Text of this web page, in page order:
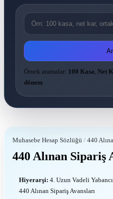
Örnek aramalar: 100 Kasa, Net
dönem
Muhasebe Hesap Sözlüğü / 440
440 Alınan Sipariş
Hiyerarşi: 4. Uzun Vadeli
440 Alınan Sipariş Avansları